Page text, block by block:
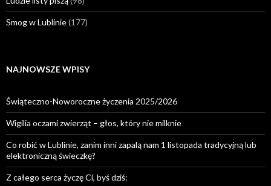
Smog w Lublinie(177)
NAJNOWSZE WPISY
Świąteczno-Noworoczne życzenia 2025/2026
Wigilia oczami zwierząt – głos, który nie milknie
Co robić w Lublinie, zanim inni zapalą nam 1 listopada tradycyjną lub
elektroniczną świeczkę?
Z całego serca życzę Ci, byś dziś: